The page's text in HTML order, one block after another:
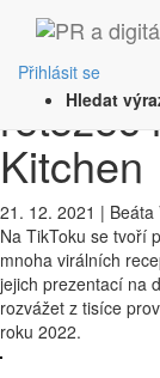
Přihlásit se
Hledat
‹ Zpět
TikTok
řetězec
Kitchen
21. 12. 2021 | Beáta
Na TikToku se tvoří
mnoha virálních
jejich prezentací na
rozvážet z tisíce
roku 2022.